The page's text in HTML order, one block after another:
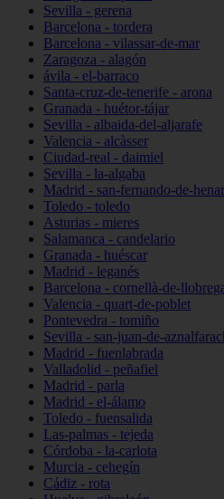
Sevilla - gerena
Barcelona - tordera
Barcelona - vilassar-de-mar
Zaragoza - alagón
ávila - el-barraco
Santa-cruz-de-tenerife - arona
Granada - huétor-tájar
Sevilla - albaida-del-aljarafe
Valencia - alcàsser
Ciudad-real - daimiel
Sevilla - la-algaba
Madrid - san-fernando-de-
Toledo - toledo
Asturias - mieres
Salamanca - candelario
Granada - huéscar
Madrid - leganés
Barcelona - cornellà-de-
Valencia - quart-de-poblet
Pontevedra - tomiño
Sevilla - san-juan-de-
Madrid - fuenlabrada
Valladolid - peñafiel
Madrid - parla
Madrid - el-álamo
Toledo - fuensalida
Las-palmas - tejeda
Córdoba - la-carlota
Murcia - cehegín
Cádiz - rota